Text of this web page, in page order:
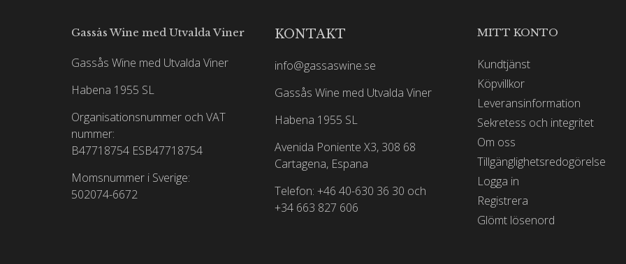
Gassås Wine med Utvalda Viner
Gassås Wine med Utvalda Viner
Habena 1955 SL
Organisationsnummer och VAT
nummer:
B47718754 ESB47718754
Momsnummer i Sverige:
502074-6672
KONTAKT
info@gassaswine.se
Gassås Wine med Utvalda Viner
Habena 1955 SL
Avenida Poniente X3, 308 68
Cartagena, Espana
Telefon: +46 40-630 36 30 och
+34 663 827 606
MITT KONTO
Kundtjänst
Köpvillkor
Leveransinformation
Sekretess och integritet
Om oss
Tillgänglighetsredogörelse
Logga in
Registrera
Glömt lösenord